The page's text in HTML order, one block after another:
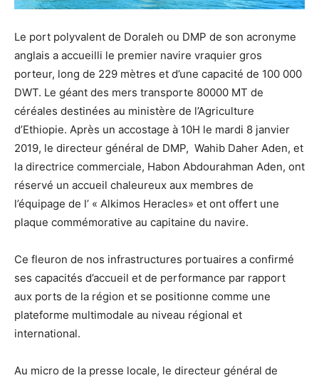
Le port polyvalent de Doraleh ou DMP de son acronyme
anglais a accueilli le premier navire vraquier gros
porteur, long de 229 mètres et d’une capacité de 100 000
DWT. Le géant des mers transporte 80000 MT de
céréales destinées au ministère de l’Agriculture
d’Ethiopie. Après un accostage à 10H le mardi 8 janvier
2019, le directeur général de DMP, Wahib Daher Aden, et
la directrice commerciale, Habon Abdourahman Aden, ont
réservé un accueil chaleureux aux membres de
l’équipage de l’ « Alkimos Heracles» et ont offert une
plaque commémorative au capitaine du navire.
Ce fleuron de nos infrastructures portuaires a confirmé
ses capacités d’accueil et de performance par rapport
aux ports de la région et se positionne comme une
plateforme multimodale au niveau régional et
international.
Au micro de la presse locale, le directeur général de